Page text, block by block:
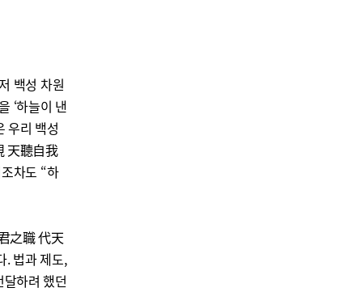
백성 차원
‘하늘이 낸
우리 백성
天聽自我
차도 “하
之職 代天
. 법과 제도,
하려 했던